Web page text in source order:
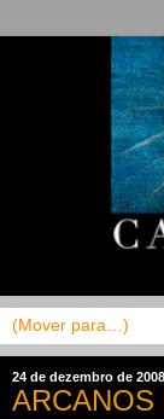
24 de dezembro de 2008
ARCANOS